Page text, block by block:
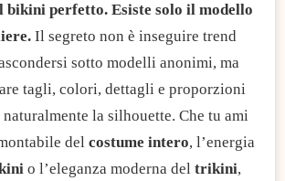
bikini perfetto. Esiste solo il modello
Il segreto non è inseguire trend
sotto modelli anonimi, ma
tagli, colori, dettagli e proporzioni
la silhouette. Che tu ami
del costume intero, l’energia
o l’eleganza moderna del trikini,